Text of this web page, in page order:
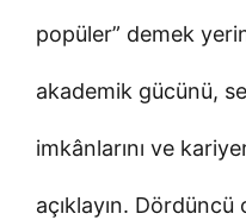
popüler” demek
akademik gücünü,
imkânlarını ve
açıklayın.